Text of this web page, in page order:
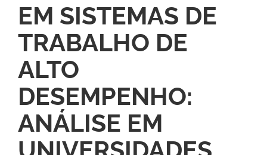
EM SISTEMAS DE
TRABALHO DE
ALTO
DESEMPENHO:
ANÁLISE EM